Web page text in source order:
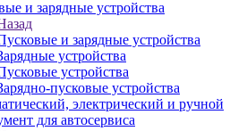
и зарядные устройства
и зарядные устройства
устройства
устройства
пусковые устройства
электрический и ручной
для автосервиса